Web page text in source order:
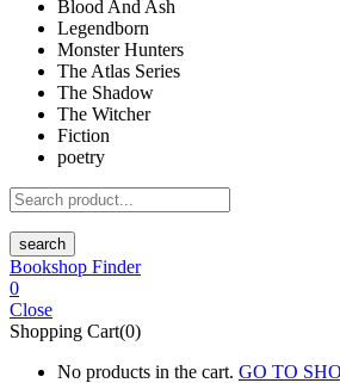
Blood And Ash
Legendborn
Monster Hunters
The Atlas Series
The Shadow
The Witcher
Fiction
poetry
search
Bookshop Finder
0
Close
Shopping Cart(0)
No products in the cart. GO TO